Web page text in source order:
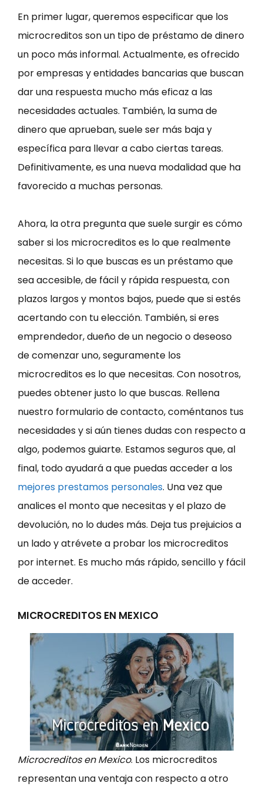
En primer lugar, queremos especificar que los
microcreditos son un tipo de préstamo de dinero
un poco más informal. Actualmente, es ofrecido
por empresas y entidades bancarias que buscan
dar una respuesta mucho más eficaz a las
necesidades actuales. También, la suma de
dinero que aprueban, suele ser más baja y
específica para llevar a cabo ciertas tareas.
Definitivamente, es una nueva modalidad que ha
favorecido a muchas personas.
Ahora, la otra pregunta que suele surgir es cómo
saber si los microcreditos es lo que realmente
necesitas. Si lo que buscas es un préstamo que
sea accesible, de fácil y rápida respuesta, con
plazos largos y montos bajos, puede que si estés
acertando con tu elección. También, si eres
emprendedor, dueño de un negocio o deseoso
de comenzar uno, seguramente los
microcreditos es lo que necesitas. Con nosotros,
puedes obtener justo lo que buscas. Rellena
nuestro formulario de contacto, coméntanos tus
necesidades y si aún tienes dudas con respecto a
algo, podemos guiarte. Estamos seguros que, al
final, todo ayudará a que puedas acceder a los
mejores prestamos personales. Una vez que
analices el monto que necesitas y el plazo de
devolución, no lo dudes más. Deja tus prejuicios a
un lado y atrévete a probar los microcreditos
por internet. Es mucho más rápido, sencillo y fácil
de acceder.
MICROCREDITOS EN MEXICO
Microcreditos en Mexico. Los microcreditos
representan una ventaja con respecto a otro